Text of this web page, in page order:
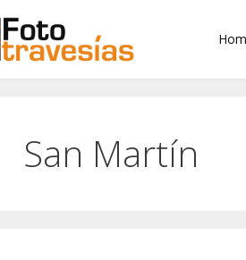
San Martín